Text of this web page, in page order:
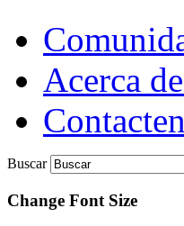
Acerca
Buscar
Change Font Size